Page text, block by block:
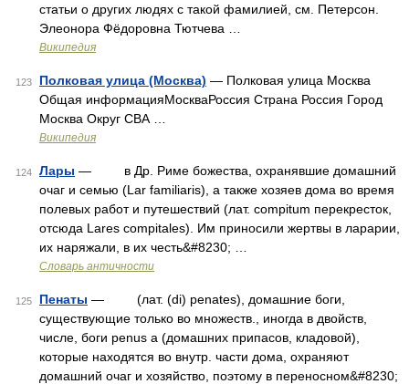
статьи о других людях с такой фамилией, см. Петерсон.
Элеонора Фёдоровна Тютчева …
Википедия
123 Полковая улица (Москва) — Полковая улица Москва
Общая информацияМоскваРоссия Страна Россия Город
Москва Округ СВА …
Википедия
124 Лары — в Др. Риме божества, охранявшие домашний
очаг и семью (Lar familiaris), а также хозяев дома во время
полевых работ и путешествий (лат. compitum перекресток,
отсюда Lares compitales). Им приносили жертвы в ларарии,
их наряжали, в их честь&#8230; …
Словарь античности
125 Пенаты — (лат. (di) penates), домашние боги,
существующие только во множеств., иногда в двойств,
числе, боги penus a (домашних припасов, кладовой),
которые находятся во внутр. части дома, охраняют
домашний очаг и хозяйство, поэтому в переносном&#8230;